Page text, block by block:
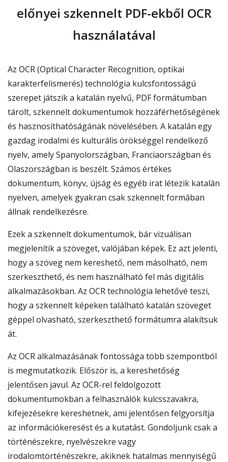
előnyei szkennelt PDF-ekből OCR
használatával
Az OCR (Optical Character Recognition, optikai
karakterfelismerés) technológia kulcsfontosságú
szerepet játszik a katalán nyelvű, PDF formátumban
tárolt, szkennelt dokumentumok hozzáférhetőségének
és hasznosíthatóságának növelésében. A katalán egy
gazdag irodalmi és kulturális örökséggel rendelkező
nyelv, amely Spanyolországban, Franciaországban és
Olaszországban is beszélt. Számos értékes
dokumentum, könyv, újság és egyéb irat létezik katalán
nyelven, amelyek gyakran csak szkennelt formában
állnak rendelkezésre.
Ezek a szkennelt dokumentumok, bár vizuálisan
megjelenítik a szöveget, valójában képek. Ez azt jelenti,
hogy a szöveg nem kereshető, nem másolható, nem
szerkeszthető, és nem használható fel más digitális
alkalmazásokban. Az OCR technológia lehetővé teszi,
hogy a szkennelt képeken található katalán szöveget
géppel olvasható, szerkeszthető formátumra alakítsuk
át.
Az OCR alkalmazásának fontossága több szempontból
is megmutatkozik. Először is, a kereshetőség
jelentősen javul. Az OCR-rel feldolgozott
dokumentumokban a felhasználók kulcsszavakra,
kifejezésekre kereshetnek, ami jelentősen felgyorsítja
az információkeresést és a kutatást. Gondoljunk csak a
történészekre, nyelvészekre vagy
irodalomtörténészekre, akiknek hatalmas mennyiségű